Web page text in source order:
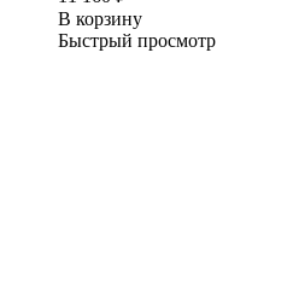
В корзину
Быстрый просмотр